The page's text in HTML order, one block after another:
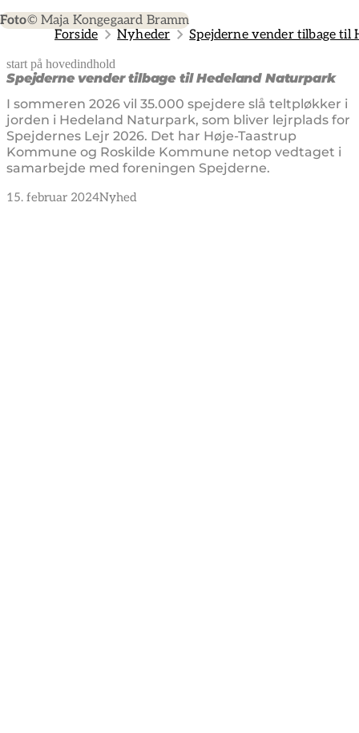
Foto© Maja Kongegaard Bramm
Forside
Nyheder Spejderne vender tilbage til
start på hovedindhold
Spejderne vender tilbage til Hedeland Naturpark
I sommeren 2026 vil 35.000 spejdere slå teltpløkker i
jorden i Hedeland Naturpark, som bliver lejrplads for
Spejdernes Lejr 2026. Det har Høje-Taastrup
Kommune og Roskilde Kommune netop vedtaget i
samarbejde med foreningen Spejderne.
15. februar 2024Nyhed
senest opdateret 14. januar 2025